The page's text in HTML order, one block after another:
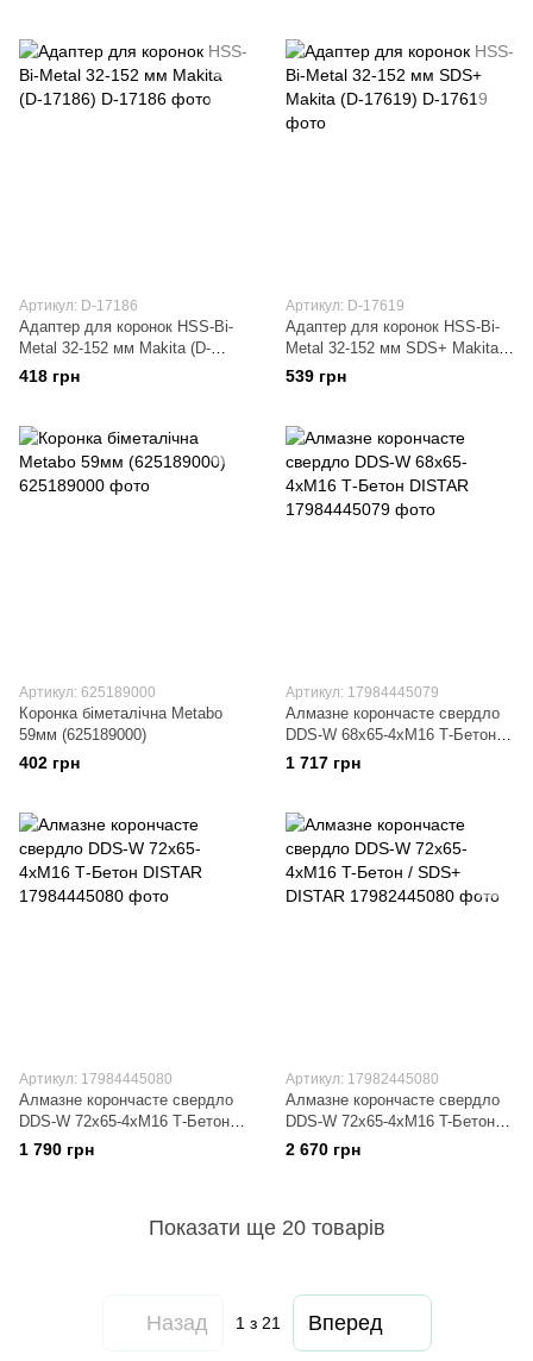
Артикул: D-17186
Адаптер для коронок HSS-Bi-
Metal 32-152 мм Makita (D-
17186)
418 грн
Артикул: D-17619
Адаптер для коронок HSS-Bi-
Metal 32-152 мм SDS+ Makita
(D-17619)
539 грн
Артикул: 625189000
Коронка біметалічна Metabo
59мм (625189000)
402 грн
Артикул: 17984445079
Алмазне корончасте свердло
DDS-W 68x65-4xМ16 Т-Бетон
DISTAR
1 717 грн
Артикул: 17984445080
Алмазне корончасте свердло
DDS-W 72x65-4xМ16 Т-Бетон
DISTAR
1 790 грн
Артикул: 17982445080
Алмазне корончасте свердло
DDS-W 72x65-4xМ16 T-Бетон /
SDS+ DISTAR
2 670 грн
Показати ще 20 товарів
Назад 1 з 21 Вперед